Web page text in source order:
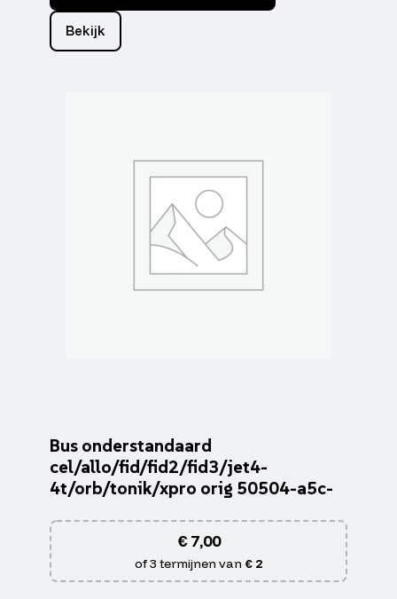
Bekijk
Bus onderstandaard
cel/allo/fid/fid2/fid3/jet4-
4t/orb/tonik/xpro orig 50504-a5c-
€7,00
of 3 termijnen van € 2